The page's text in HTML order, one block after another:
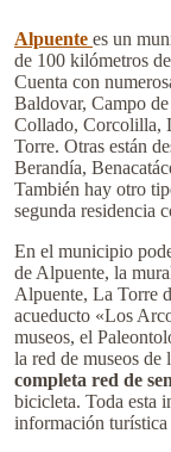
Alpuente es un
de 100 kilómetros
Cuenta con
Baldovar, Campo
Collado, Corcolilla,
Torre. Otras están
Berandía,
También hay otro
segunda residencia
En el municipio
de Alpuente, la
Alpuente, La Torre
acueducto «Los
museos, el
la red de museos
completa red de
bicicleta. Toda esta
información